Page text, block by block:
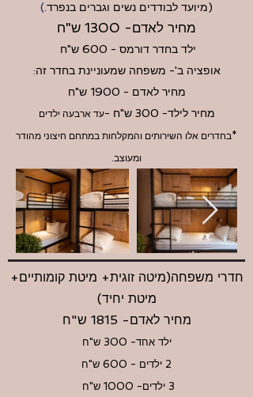
(מיועד לבודדים נשים וגברים בנפרד.)
מחיר לאדם- 1300 ש"ח
ילד בחדר דורמס - 600 ש"ח
אופציה ב'- משפחה שמעוניינת בחדר זה:
מחיר לאדם - 1900 ש"ח
מחיר לילד- 300 ש"ח
-עד ארבעה ילדים
*בחדרים אלו השירותים והמקלחות במתחם חיצוני מהודר
ומעוצב.
חדרי משפחה(מיטה זוגית+ מיטת קומותיים+
מיטת יחיד)
מחיר לאדם- 1815 ש"ח
ילד אחד- 300 ש"ח
3 ילדים- 1000 ש"ח